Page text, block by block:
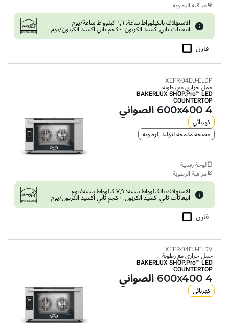
مراقبة الرطوبة
الاستهلاك بالكيلوواط ساعة: ٦٫٦ كيلوواط ساعة/يوم
انبعاثات ثاني اكسيد الكربون: ٠ كجم ثاني أكسيد الكربون/يوم
قارن
XEFR-04EU-ELDP
حمل حراري مع رطوبة
BAKERLUX SHOP.Pro™ LED
COUNTERTOP
4 600x400 الصواني
كهربائي
مضخة مدمجة لتوليد الرطوبة
لوحة رقمية
مراقبة الرطوبة
الاستهلاك بالكيلوواط ساعة: ٧٫٩ كيلوواط ساعة/يوم
انبعاثات ثاني اكسيد الكربون: ٠ كجم ثاني أكسيد الكربون/يوم
قارن
XEFR-04EU-ELDV
حمل حراري مع رطوبة
BAKERLUX SHOP.Pro™ LED
COUNTERTOP
4 600x400 الصواني
كهربائي